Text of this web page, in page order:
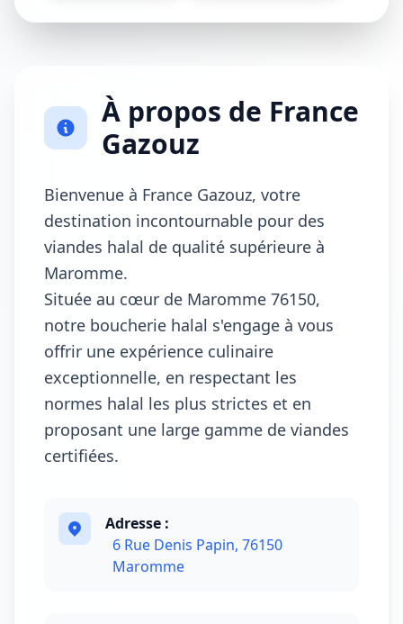
À propos de France
Gazouz
Bienvenue à France Gazouz, votre
destination incontournable pour des
viandes halal de qualité supérieure à
Maromme.
Située au cœur de Maromme 76150,
notre boucherie halal s'engage à vous
offrir une expérience culinaire
exceptionnelle, en respectant les
normes halal les plus strictes et en
proposant une large gamme de viandes
certifiées.
Adresse :
6 Rue Denis Papin, 76150
Maromme